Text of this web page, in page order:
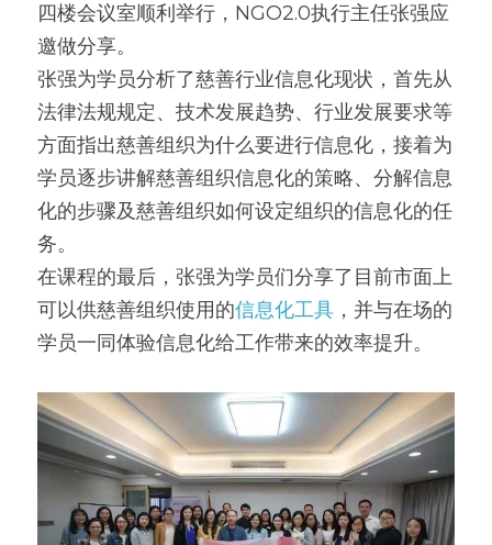
四楼会议室顺利举行，NGO2.0执行主任张强应
邀做分享。
张强为学员分析了慈善行业信息化现状，首先从
法律法规规定、技术发展趋势、行业发展要求等
方面指出慈善组织为什么要进行信息化，接着为
学员逐步讲解慈善组织信息化的策略、分解信息
化的步骤及慈善组织如何设定组织的信息化的任
务。
在课程的最后，张强为学员们分享了目前市面上
可以供慈善组织使用的信息化工具 ，并与在场的
学员一同体验信息化给工作带来的效率提升。